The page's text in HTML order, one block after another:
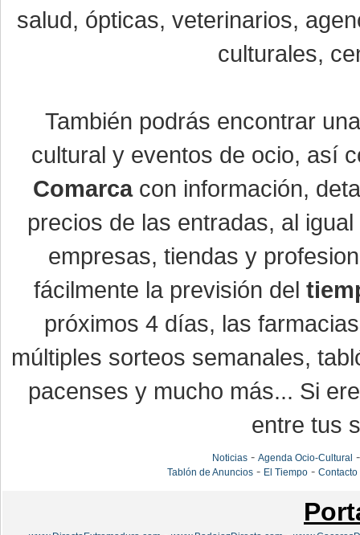
salud, ópticas, veterinarios,
culturales,
También podrás encontrar
cultural y eventos de ocio, así
Comarcacon información,
precios de las entradas, al
empresas, tiendas y
fácilmente la previsión del
próximos 4 días, las
múltiples sorteos semanales,
pacenses y mucho más... Si
entre tus
Noticias- Agenda Ocio-Cultural
Tablón de Anuncios- El Tiempo- Contacto